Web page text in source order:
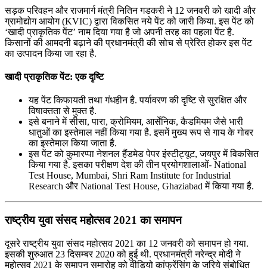
सड़क परिवहन और राजमार्ग मंत्री नितिन गडकरी ने 12 जनवरी को खादी और
ग्रामोद्योग आयोग (KVIC) द्वारा विकसित नये पेंट को जारी किया. इस पेंट को
‘खादी प्राकृतिक पेंट’ नाम दिया गया है जो अपनी तरह का पहला पेंट है.
किसानों की आमदनी बढ़ाने की प्रधानमंत्री की सोच से प्रेरित होकर इस पेंट
का उत्‍पादन किया जा रहा है.
खादी प्राकृतिक पेंट: एक दृष्टि
यह पेंट किफायती तथा गंधहीन है. पर्यावरण की दृष्टि से सुरक्षित और
विषाक्‍तता से मुक्‍त है.
इसे बनाने में सीसा, पारा, क्रोमियम, आर्सेनिक, कैडमियम जैसे भारी
धातुओं का इस्तेमाल नहीं किया गया है. इसमें मुख्‍य रूप से गाय के गोबर
का इस्‍तेमाल किया जाता है.
इस पेंट को कुमारप्पा नेशनल हैंडमेड पेपर इंस्टीट्यूट, जयपुर में विकसित
किया गया है. इसका परीक्षण देश की तीन प्रयोगशालाओं- National
Test House, Mumbai, Shri Ram Institute for Industrial
Research और National Test House, Ghaziabad में किया गया है.
राष्‍ट्रीय युवा संसद महोत्‍सव 2021 का समापन
दूसरे राष्‍ट्रीय युवा संसद महोत्‍सव 2021 का 12 जनवरी को समापन हो गया.
इसकी शुरुआत 23 दिसम्बर 2020 को हुई थी. प्रधानमंत्री नरेन्‍द्र मोदी ने
महोत्‍सव 2021 के समापन समारोह को वीडियो कांफ्रेंसिंग के जरिये संबोधित